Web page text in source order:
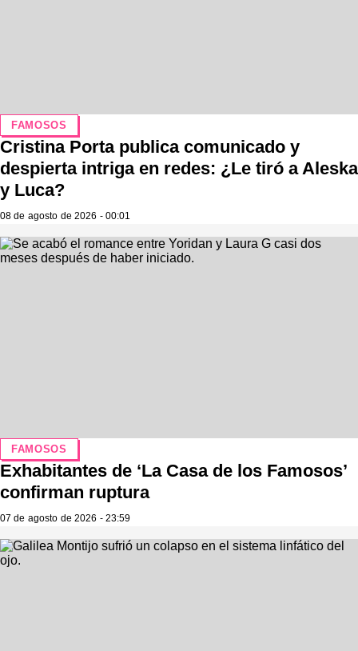
FAMOSOS
Cristina Porta publica comunicado y
despierta intriga en redes: ¿Le tiró a Aleska
y Luca?
08 de agosto de 2026 - 00:01
FAMOSOS
Exhabitantes de ‘La Casa de los Famosos’
confirman ruptura
07 de agosto de 2026 - 23:59